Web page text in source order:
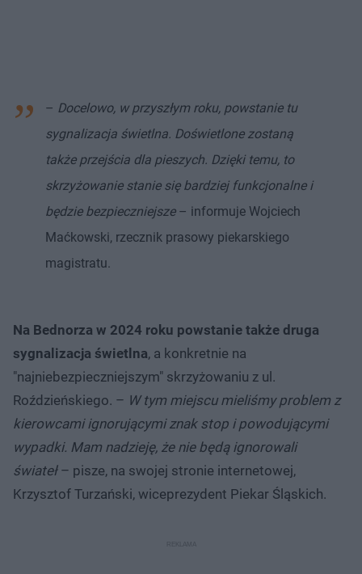
– Docelowo, w przyszłym roku, powstanie tu
sygnalizacja świetlna. Doświetlone zostaną
także przejścia dla pieszych. Dzięki temu, to
skrzyżowanie stanie się bardziej funkcjonalne i
będzie bezpieczniejsze– informuje Wojciech
Maćkowski, rzecznik prasowy piekarskiego
magistratu.
Na Bednorza w 2024 roku powstanie także druga
sygnalizacja świetlna, a konkretnie na
"najniebezpieczniejszym" skrzyżowaniu z ul.
Roździeńskiego. – W tym miejscu mieliśmy problem z
kierowcami ignorującymi znak stop i powodującymi
wypadki. Mam nadzieję, że nie będą ignorowali
świateł– pisze, na swojej stronie internetowej,
Krzysztof Turzański, wiceprezydent Piekar Śląskich.